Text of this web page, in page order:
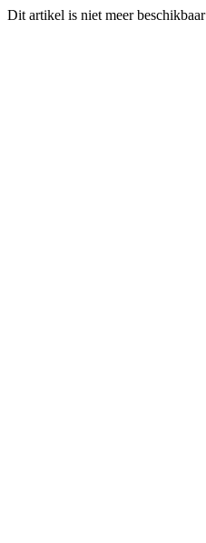
Dit artikel is niet meer beschikbaar